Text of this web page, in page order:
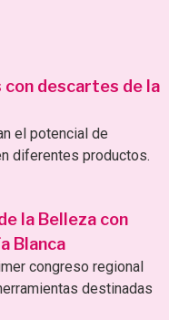
descartes de la
el potencial de
diferentes productos.
la Belleza con
Blanca
congreso regional
destinadas